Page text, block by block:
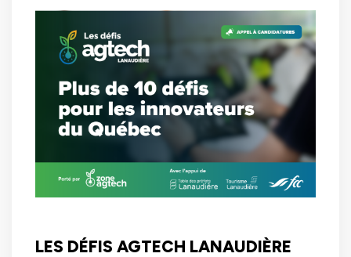
LES DÉFIS AGTECH LANAUDIÈRE